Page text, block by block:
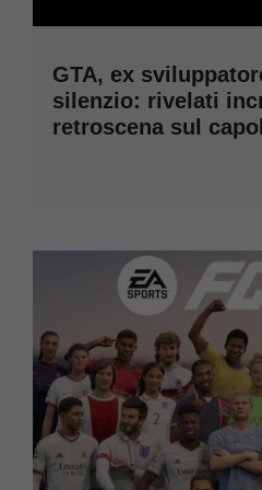
GTA, ex
silenzio: rivelati
retroscena sul